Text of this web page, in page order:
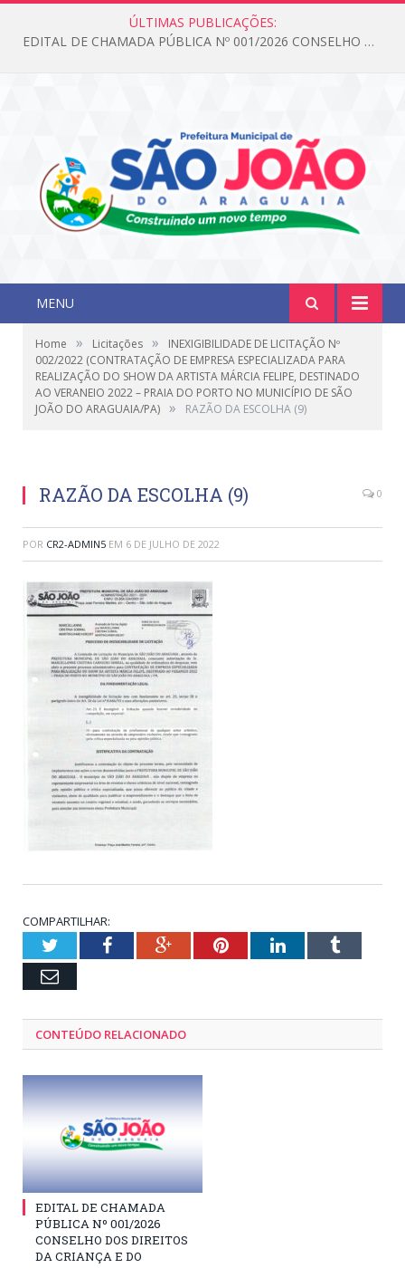
ÚLTIMAS PUBLICAÇÕES:
EDITAL DE CHAMADA PÚBLICA Nº 001/2026 CONSELHO DOS DIREITOS DA CRIANÇA E DO ADOLESCENTE
MENU
Home » Licitações »
INEXIGIBILIDADE DE LICITAÇÃO Nº
002/2022 (CONTRATAÇÃO DE EMPRESA ESPECIALIZADA PARA
REALIZAÇÃO DO SHOW DA ARTISTA MÁRCIA FELIPE, DESTINADO
AO VERANEIO 2022 – PRAIA DO PORTO NO MUNICÍPIO DE SÃO
JOÃO DO ARAGUAIA/PA) » RAZÃO DA ESCOLHA (9)
RAZÃO DA ESCOLHA (9) 0
POR CR2-ADMIN5 EM 6 DE JULHO DE 2022
COMPARTILHAR:
TwitterFacebookGoogle+PinterestLinkedInTumblr
Email
CONTEÚDO RELACIONADO
EDITAL DE CHAMADA
PÚBLICA Nº 001/2026
CONSELHO DOS DIREITOS
DA CRIANÇA E DO